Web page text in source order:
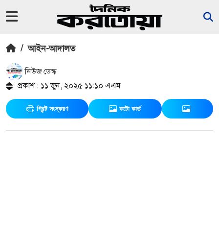
/ আইন-আদালত
নিউজ ডেস্ক
প্রকাশ : ১১ জুন, ২০২৫ ১১:১০ এএম
প্রিন্ট সংস্করণ ফটো কার্ড